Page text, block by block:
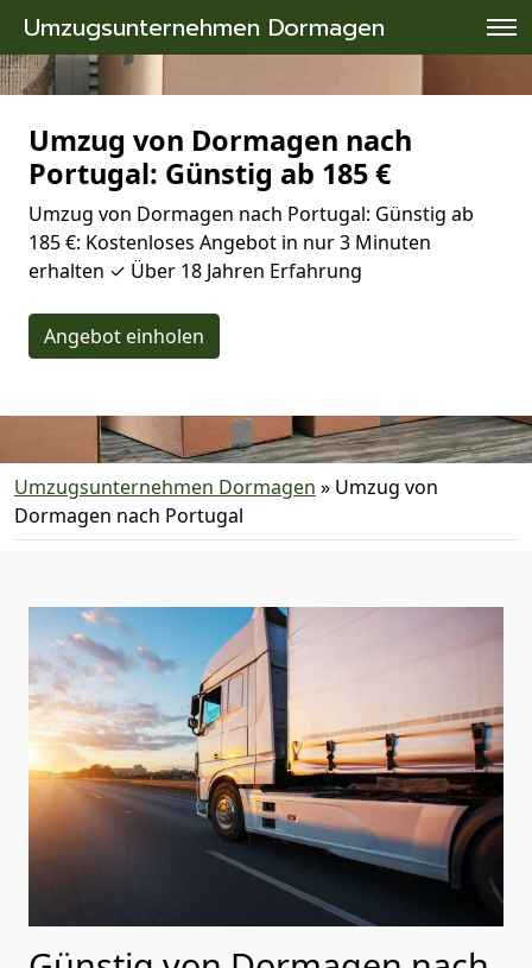
Umzugsunternehmen Dormagen
Umzug von Dormagen nach
Portugal: Günstig ab 185 €
Umzug von Dormagen nach Portugal: Günstig ab
185 €: Kostenloses Angebot in nur 3 Minuten
erhalten ✓ Über 18 Jahren Erfahrung
Angebot einholen
Umzugsunternehmen Dormagen » Umzug von
Dormagen nach Portugal